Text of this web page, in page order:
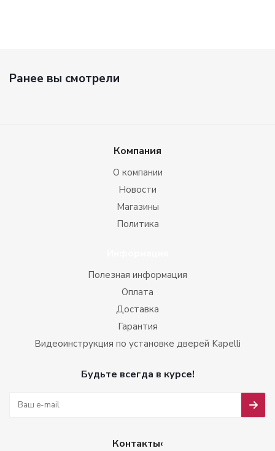
Ранее вы смотрели
Компания
О компании
Новости
Магазины
Политика
Полезная информация
Оплата
Доставка
Гарантия
Видеоинструкция по установке дверей Kapelli
Будьте всегда в курсе!
Контакты‹